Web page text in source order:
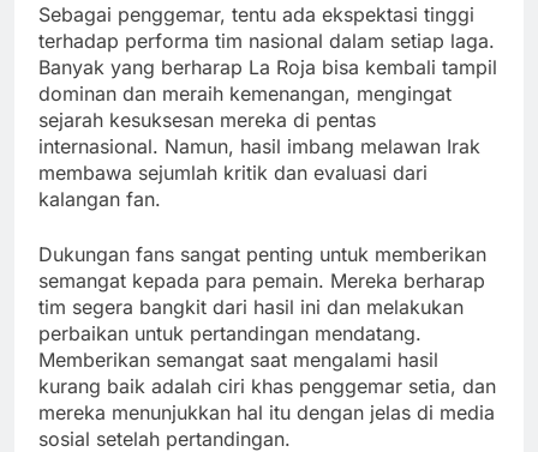
Sebagai penggemar, tentu ada ekspektasi tinggi
terhadap performa tim nasional dalam setiap laga.
Banyak yang berharap La Roja bisa kembali tampil
dominan dan meraih kemenangan, mengingat
sejarah kesuksesan mereka di pentas
internasional. Namun, hasil imbang melawan Irak
membawa sejumlah kritik dan evaluasi dari
kalangan fan.
Dukungan fans sangat penting untuk memberikan
semangat kepada para pemain. Mereka berharap
tim segera bangkit dari hasil ini dan melakukan
perbaikan untuk pertandingan mendatang.
Memberikan semangat saat mengalami hasil
kurang baik adalah ciri khas penggemar setia, dan
mereka menunjukkan hal itu dengan jelas di media
sosial setelah pertandingan.